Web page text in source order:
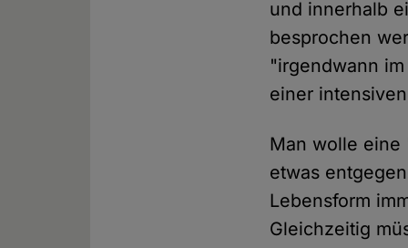
und innerhalb
besprochen
"irgendwann
einer
Man wolle eine
etwas
Lebensform
Gleichzeitig